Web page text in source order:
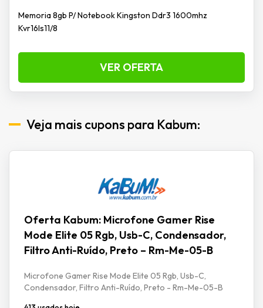
Memoria 8gb P/ Notebook Kingston Ddr3 1600mhz
Kvr16ls11/8
VER OFERTA
Veja mais cupons para Kabum:
Oferta Kabum: Microfone Gamer Rise
Mode Elite 05 Rgb, Usb-C, Condensador,
Filtro Anti-Ruído, Preto – Rm-Me-05-B
Microfone Gamer Rise Mode Elite 05 Rgb, Usb-C,
Condensador, Filtro Anti-Ruído, Preto - Rm-Me-05-B